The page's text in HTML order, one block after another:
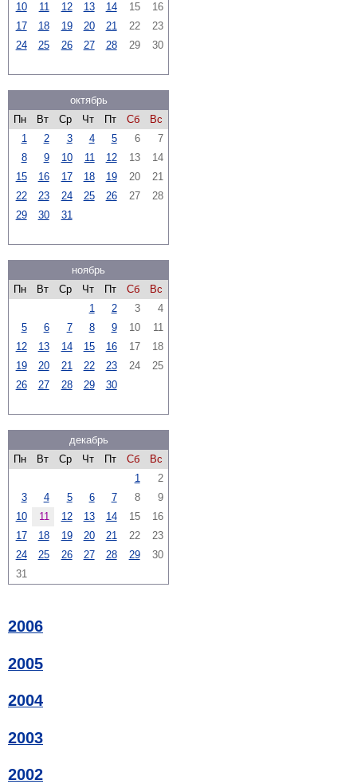
10
11 12 13 14 15
16
17
18 19 20 21 22
23
24
25 26 27 28 29 30
октябрь
Пн
Вт Ср Чт Пт Сб
Вс
1
2 3 4 5 6
7
8
9 10 11 12 13
14
15
16 17 18 19 20
21
22
23 24 25 26 27
28
29
30 31
ноябрь
Пн
Вт Ср Чт Пт Сб
Вс
1
2 3
4
5
6 7 8 9 10
11
12
13 14 15 16 17
18
19
20 21 22 23 24
25
26
27 28 29 30
декабрь
Пн
Вт Ср Чт Пт Сб
Вс
1
2
3
4 5 6 7 8
9
10
11 12 13 14 15
16
17
18 19 20 21 22
23
24
25 26 27 28 29
30
31
2006
2005
2004
2003
2002